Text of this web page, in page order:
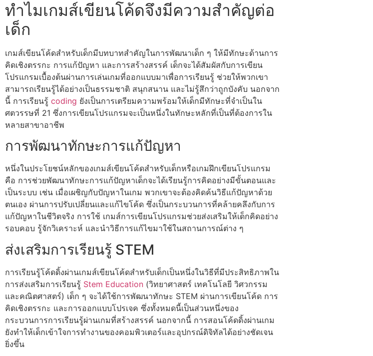
ทำไมเกมส์เขียนโค้ดจึงมีความสำคัญต่อ
เด็ก
เกมส์เขียนโค้ดสำหรับเด็กมีบทบาทสำคัญในการพัฒนาเด็ก ๆ ให้มีทักษะด้านการ
คิดเชิงตรรกะ การแก้ปัญหา และการสร้างสรรค์ เด็กจะได้สัมผัสกับการเขียน
โปรแกรมเบื้องต้นผ่านการเล่นเกมที่ออกแบบมาเพื่อการเรียนรู้ ช่วยให้พวกเขา
สามารถเรียนรู้ได้อย่างเป็นธรรมชาติ สนุกสนาน และไม่รู้สึกว่าถูกบังคับ นอกจาก
นี้ การเรียนรู้ coding ยังเป็นการเตรียมความพร้อมให้เด็กมีทักษะที่จำเป็นใน
ศตวรรษที่ 21 ซึ่งการเขียนโปรแกรมจะเป็นหนึ่งในทักษะหลักที่เป็นที่ต้องการใน
หลายสาขาอาชีพ
การพัฒนาทักษะการแก้ปัญหา
หนึ่งในประโยชน์หลักของเกมส์เขียนโค้ดสำหรับเด็กหรือเกมฝึกเขียนโปรแกรม
คือ การช่วยพัฒนาทักษะการแก้ปัญหาเด็กจะได้เรียนรู้การคิดอย่างมีขั้นตอนและ
เป็นระบบ เช่น เมื่อเผชิญกับปัญหาในเกม พวกเขาจะต้องคิดค้นวิธีแก้ปัญหาด้วย
ตนเอง ผ่านการปรับเปลี่ยนและแก้ไขโค้ด ซึ่งเป็นกระบวนการที่คล้ายคลึงกับการ
แก้ปัญหาในชีวิตจริง การใช้ เกมส์การเขียนโปรแกรมช่วยส่งเสริมให้เด็กคิดอย่าง
รอบคอบ รู้จักวิเคราะห์ และนำวิธีการแก้ไขมาใช้ในสถานการณ์ต่าง ๆ
ส่งเสริมการเรียนรู้ STEM
การเรียนรู้โค้ดดิ้งผ่านเกมส์เขียนโค้ดสำหรับเด็กเป็นหนึ่งในวิธีที่มีประสิทธิภาพใน
การส่งเสริมการเรียนรู้ Stem Education (วิทยาศาสตร์ เทคโนโลยี วิศวกรรม
และคณิตศาสตร์) เด็ก ๆ จะได้ใช้การพัฒนาทักษะ STEM ผ่านการเขียนโค้ด การ
คิดเชิงตรรกะ และการออกแบบโปรเจค ซึ่งทั้งหมดนี้เป็นส่วนหนึ่งของ
กระบวนการการเรียนรู้ผ่านเกมที่สร้างสรรค์ นอกจากนี้ การสอนโค้ดดิ้งผ่านเกม
ยังทำให้เด็กเข้าใจการทำงานของคอมพิวเตอร์และอุปกรณ์ดิจิทัลได้อย่างชัดเจน
ยิ่งขึ้น